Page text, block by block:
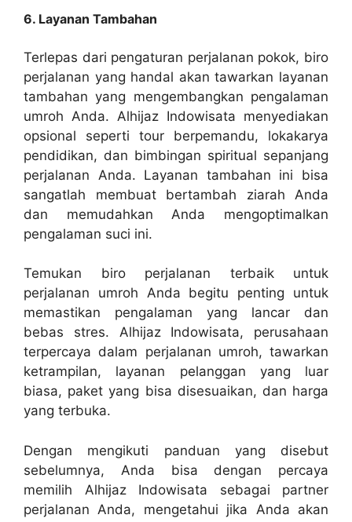
6. Layanan Tambahan
Terlepas dari pengaturan perjalanan pokok, biro
perjalanan yang handal akan tawarkan layanan
tambahan yang mengembangkan pengalaman
umroh Anda. Alhijaz Indowisata menyediakan
opsional seperti tour berpemandu, lokakarya
pendidikan, dan bimbingan spiritual sepanjang
perjalanan Anda. Layanan tambahan ini bisa
sangatlah membuat bertambah ziarah Anda
dan memudahkan Anda mengoptimalkan
pengalaman suci ini.
Temukan biro perjalanan terbaik untuk
perjalanan umroh Anda begitu penting untuk
memastikan pengalaman yang lancar dan
bebas stres. Alhijaz Indowisata, perusahaan
terpercaya dalam perjalanan umroh, tawarkan
ketrampilan, layanan pelanggan yang luar
biasa, paket yang bisa disesuaikan, dan harga
yang terbuka.
Dengan mengikuti panduan yang disebut
sebelumnya, Anda bisa dengan percaya
memilih Alhijaz Indowisata sebagai partner
perjalanan Anda, mengetahui jika Anda akan